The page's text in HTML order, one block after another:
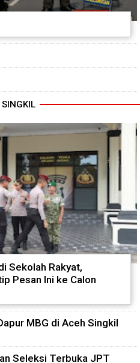
Sekolah Rakyat,
Pesan Ini ke Calon
MBG di Aceh Singkil
Seleksi Terbuka JPT